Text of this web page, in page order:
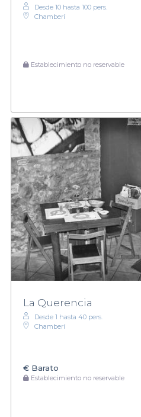
Desde 10 hasta 100 pers.
Chamberí
Establecimiento no reservable
La Querencia
Desde 1 hasta 40 pers.
Chamberí
€ Barato
Establecimiento no reservable